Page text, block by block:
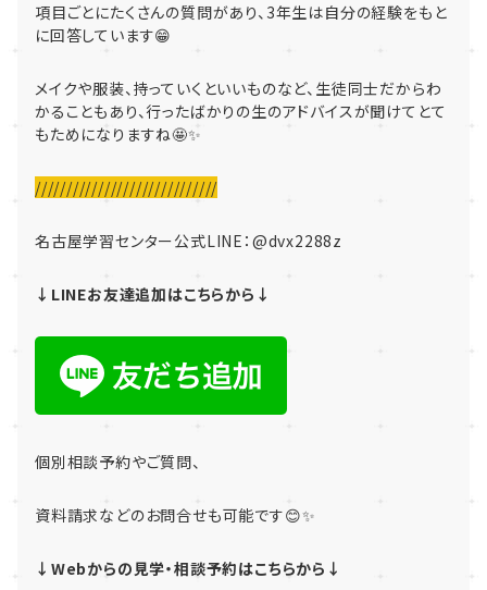
項目ごとにたくさんの質問があり、3年生は自分の経験をもと
に回答しています😁
メイクや服装、持っていくといいものなど、生徒同士だからわ
かることもあり、行ったばかりの生のアドバイスが聞けてとて
もためになりますね🤩✨
/////////////////////////////
名古屋学習センター公式LINE： @dvx2288z
↓LINEお友達追加はこちらから↓
個別相談予約やご質問、
資料請求などのお問合せも可能です😊✨
↓Webからの見学・相談予約はこちらから↓